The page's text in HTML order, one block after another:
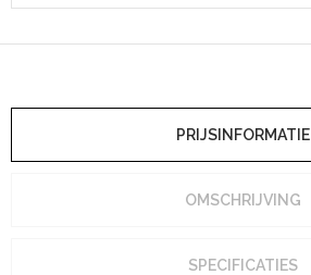
PRIJSINFORMATIE
OMSCHRIJVING
SPECIFICATIES